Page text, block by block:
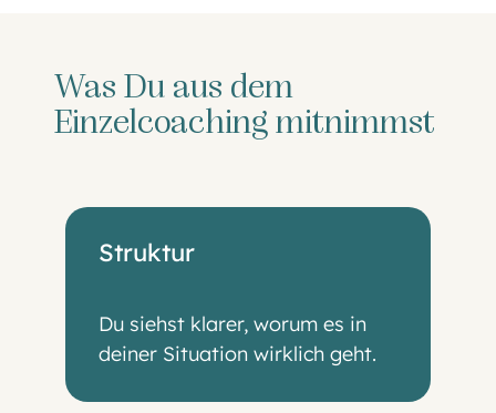
Was Du aus dem
Einzelcoaching mitnimmst
Struktur
Du siehst klarer, worum es in
deiner Situation wirklich geht.